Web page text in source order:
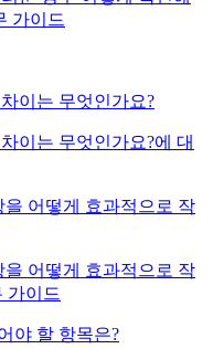
가이드
이는 무엇인가요?
이는 무엇인가요?에 대
어떻게 효과적으로 작
어떻게 효과적으로 작
가이드
야 할 항목은?